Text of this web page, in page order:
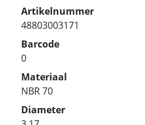
Artikelnummer
48803003171
Barcode
0
Materiaal
NBR 70
Diameter